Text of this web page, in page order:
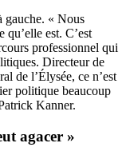
gauche. « Nous
qu’elle est. C’est
professionnel qui
Directeur de
de l’Élysée, ce n’est
politique beaucoup
Kanner.
agacer »